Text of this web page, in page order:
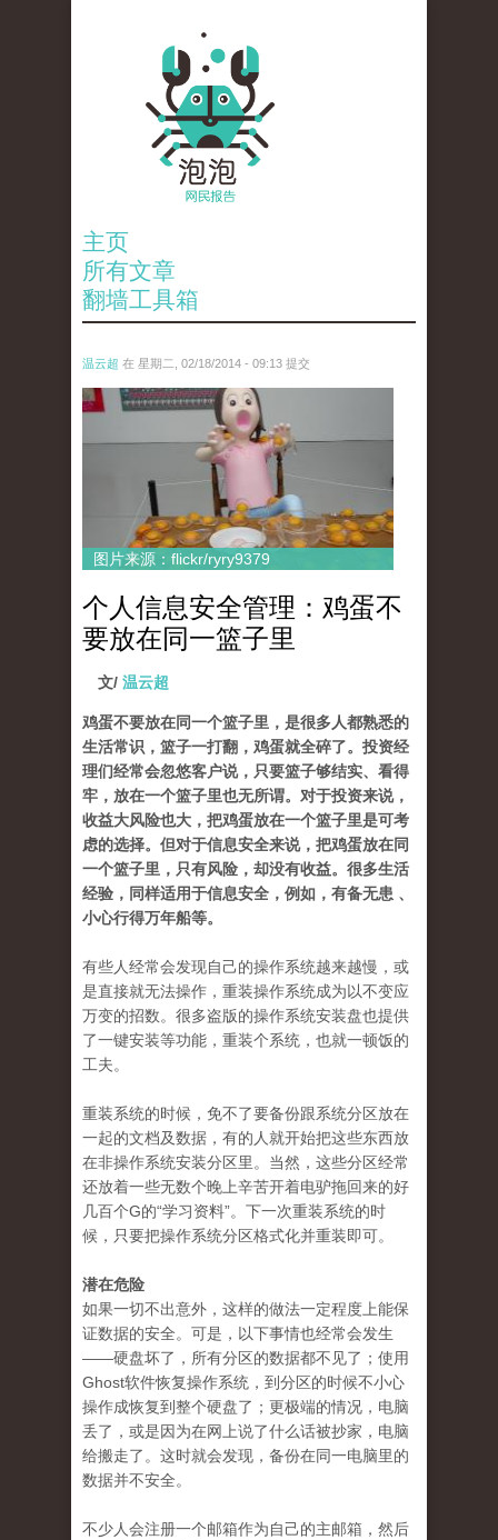
主页
所有文章
翻墙工具箱
温云超 在 星期二, 02/18/2014 - 09:13 提交
2203814172_e8da7244a9_o.jpg
图片来源：flickr/ryry9379
个人信息安全管理：鸡蛋不
要放在同一篮子里
文/ 温云超
鸡蛋不要放在同一个篮子里，是很多人都熟悉的
生活常识，篮子一打翻，鸡蛋就全碎了。投资经
理们经常会忽悠客户说，只要篮子够结实、看得
牢，放在一个篮子里也无所谓。对于投资来说，
收益大风险也大，把鸡蛋放在一个篮子里是可考
虑的选择。但对于信息安全来说，把鸡蛋放在同
一个篮子里，只有风险，却没有收益。很多生活
经验，同样适用于信息安全，例如，有备无患 、
小心行得万年船等。
有些人经常会发现自己的操作系统越来越慢，或
是直接就无法操作，重装操作系统成为以不变应
万变的招数。很多盗版的操作系统安装盘也提供
了一键安装等功能，重装个系统，也就一顿饭的
工夫。
重装系统的时候，免不了要备份跟系统分区放在
一起的文档及数据，有的人就开始把这些东西放
在非操作系统安装分区里。当然，这些分区经常
还放着一些无数个晚上辛苦开着电驴拖回来的好
几百个G的“学习资料”。下一次重装系统的时
候，只要把操作系统分区格式化并重装即可。
潜在危险
如果一切不出意外，这样的做法一定程度上能保
证数据的安全。可是，以下事情也经常会发生
——硬盘坏了，所有分区的数据都不见了；使用
Ghost软件恢复操作系统，到分区的时候不小心
操作成恢复到整个硬盘了；更极端的情况，电脑
丢了，或是因为在网上说了什么话被抄家，电脑
给搬走了。这时就会发现，备份在同一电脑里的
数据并不安全。
不少人会注册一个邮箱作为自己的主邮箱，然后